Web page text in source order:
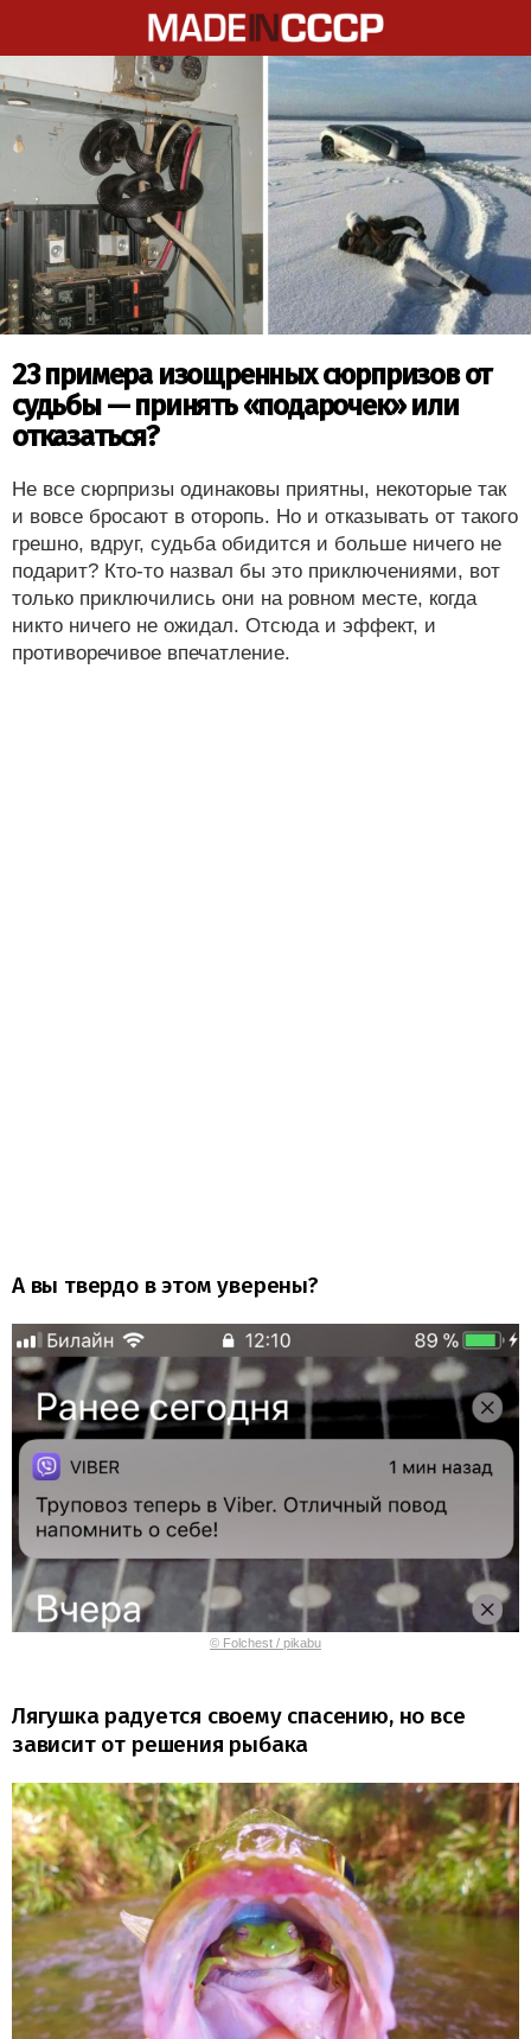
23 примера изощренных сюрпризов от
судьбы — принять «подарочек» или
отказаться?
Не все сюрпризы одинаковы приятны, некоторые так
и вовсе бросают в оторопь. Но и отказывать от такого
грешно, вдруг, судьба обидится и больше ничего не
подарит? Кто-то назвал бы это приключениями, вот
только приключились они на ровном месте, когда
никто ничего не ожидал. Отсюда и эффект, и
противоречивое впечатление.
А вы твердо в этом уверены?
© Folchest / pikabu
Лягушка радуется своему спасению, но все
зависит от решения рыбака